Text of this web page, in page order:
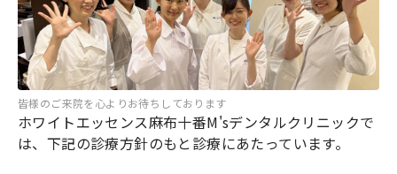
皆様のご来院を心よりお待ちしております
ホワイトエッセンス麻布十番M'sデンタルクリニックで
は、下記の診療方針のもと診療にあたっています。